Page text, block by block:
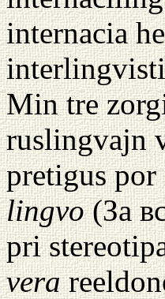
internacia
Min tre
ruslingvajn
pretigus
lingvo(За
pri
vera